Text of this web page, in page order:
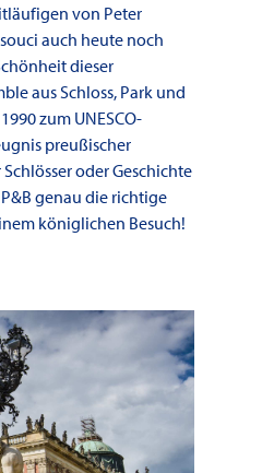
von Peter
auch heute noch
dieser
aus Schloss, Park und
zum UNESCO-
preußischer
oder Geschichte
genau die richtige
königlichen Besuch!